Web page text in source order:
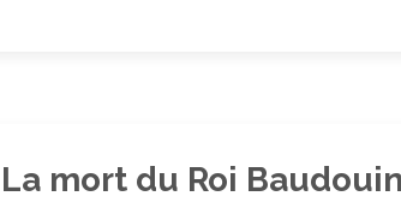
La mort du Roi